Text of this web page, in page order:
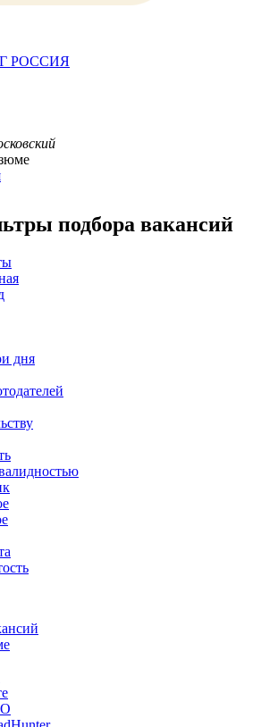
РОССИЯ
подбора вакансий
дня